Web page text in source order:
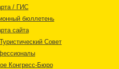
/ ГИС
бюллетень
сайта
Совет
Конгресс-Бюро